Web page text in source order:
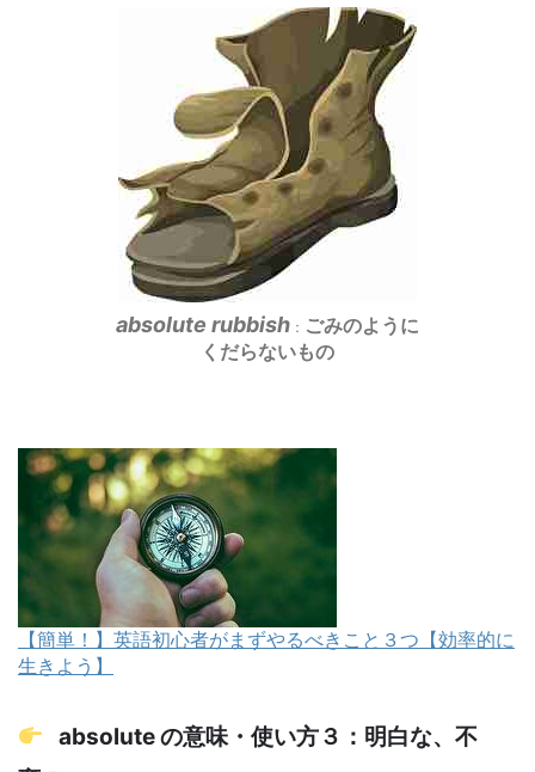
absolute rubbish ： ごみのように
くだらないもの
【簡単！】英語初心者がまずやるべきこと３つ【効率的に
生きよう】
absolute の意味・使い方３：明白な、不